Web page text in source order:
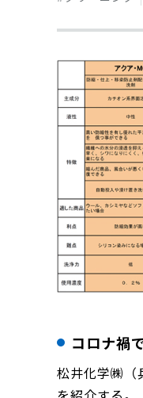
コロナ禍
松井化学㈱（